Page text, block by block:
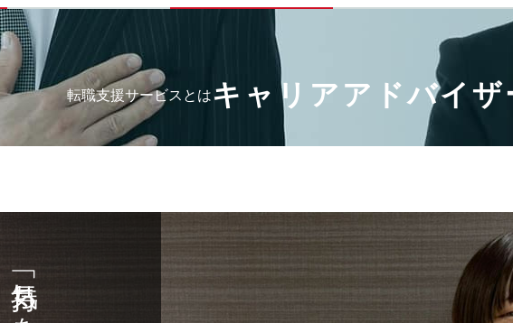
転職支援サービスとは キャリアアドバイザ